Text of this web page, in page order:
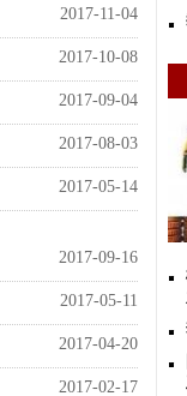
2017-11-04
2017-10-08
2017-09-04
2017-08-03
2017-05-14
2017-09-16
2017-05-11
2017-04-20
2017-02-17